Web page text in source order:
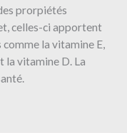
prorpiétés
celles-ci apportent
la vitamine E,
la vitamine D. La